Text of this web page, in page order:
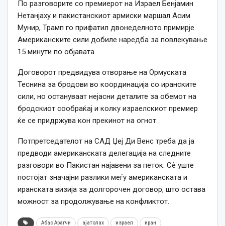
По разговорите со премиерот на Израел Бенјамин
Нетанјаху и пакистанскиот армиски маршал Асим
Мунир, Трамп го прифатил двонеделното примирје.
Американските сили добиле наредба за повлекување
15 минути по објавата.
Договорот предвидува отворање на Ормуската
Теснина за бродови во координација со иранските
сили, но остануваат нејасни деталите за обемот на
бродскиот сообраќај и колку израелскиот премиер
ќе се придржува кон прекинот на огнот.
Потпретседателот на САД Џеј Ди Венс треба да ја
предводи американската делегација на следните
разговори во Пакистан најавени за петок. Сè уште
постојат значајни разлики меѓу американската и
иранската визија за долгорочен договор, што остава
можност за продолжување на конфликтот.
Абас Арагчи ајатолах израел иран